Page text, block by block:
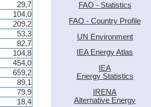
29,7
104,0
209,2
53,3
82,7
104,8
454,0
659,2
89,1
79,9
18,4
FAO - Statistics
FAO - Country Profile
UN Environment
IEA Energy Atlas
IEA
Energy Statistics
IRENA
Alternative Energy